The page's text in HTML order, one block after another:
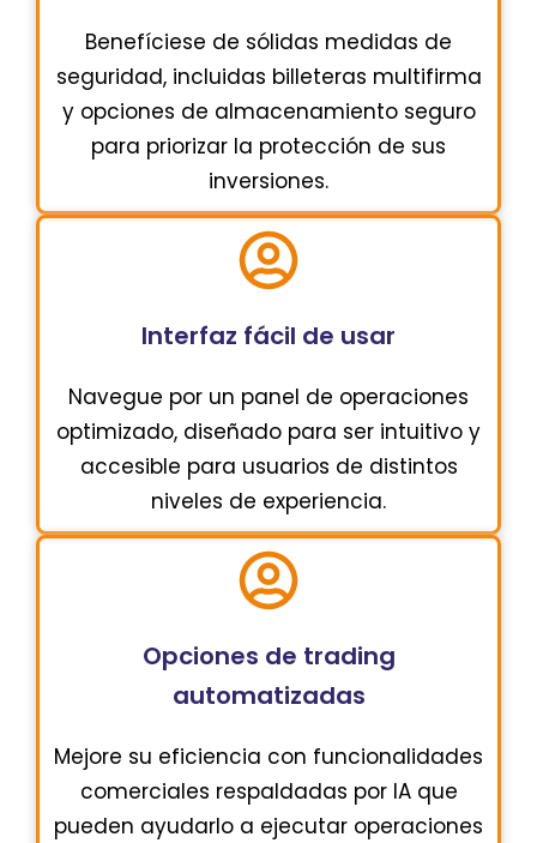
Benefíciese de sólidas medidas de
seguridad, incluidas billeteras multifirma
y opciones de almacenamiento seguro
para priorizar la protección de sus
inversiones.
Interfaz fácil de usar
Navegue por un panel de operaciones
optimizado, diseñado para ser intuitivo y
accesible para usuarios de distintos
niveles de experiencia.
Opciones de trading
automatizadas
Mejore su eficiencia con funcionalidades
comerciales respaldadas por IA que
pueden ayudarlo a ejecutar operaciones